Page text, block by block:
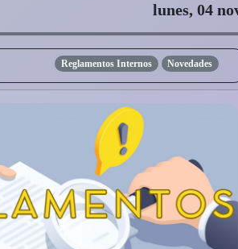
lunes, 04
Reglamentos Internos Novedades